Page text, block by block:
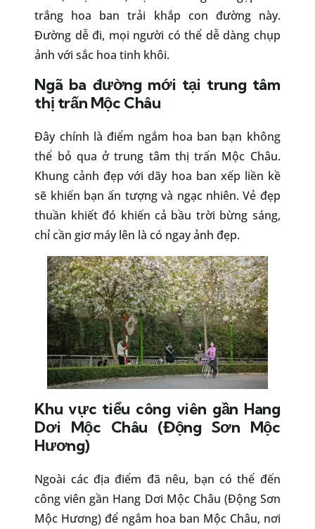
trắng hoa ban trải khắp con đường này.
Đường dễ đi, mọi người có thể dễ dàng chụp
ảnh với sắc hoa tinh khôi.
Ngã ba đường mới tại trung tâm
thị trấn Mộc Châu
Đây chính là điểm ngắm hoa ban bạn không
thể bỏ qua ở trung tâm thị trấn Mộc Châu.
Khung cảnh đẹp với dãy hoa ban xếp liền kề
sẽ khiến bạn ấn tượng và ngạc nhiên. Vẻ đẹp
thuần khiết đó khiến cả bầu trời bừng sáng,
chỉ cần giơ máy lên là có ngay ảnh đẹp.
Khu vực tiểu công viên gần Hang
Dơi Mộc Châu (Động Sơn Mộc
Hương)
Ngoài các địa điểm đã nêu, bạn có thể đến
công viên gần Hang Dơi Mộc Châu (Động Sơn
Mộc Hương) để ngắm hoa ban Mộc Châu, nơi